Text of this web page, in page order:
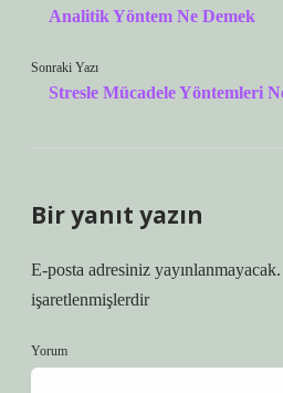
Analitik Yöntem Ne Demek
Sonraki Yazı
Stresle Mücadele Yöntemleri
Bir yanıt yazın
E-posta adresiniz yayınlanmayacak.
işaretlenmişlerdir
Yorum